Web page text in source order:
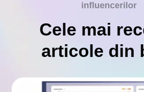
influencerilor
Cele mai
articole din